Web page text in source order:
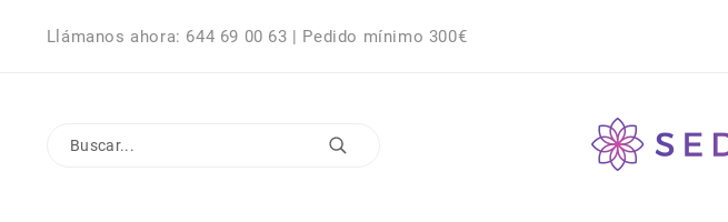
Llámanos ahora: 644 69 00 63 | Pedido mínimo 300€